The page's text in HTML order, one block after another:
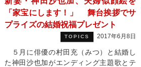
「家宝にします！」 舞台挨拶でサ
プライズの結婚祝福プレゼント
TOPICS 2017年6月8日
５月に俳優の村田充（みつ）と結婚し
た神田沙也加がエンディング主題歌とテ